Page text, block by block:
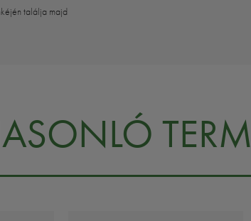
találja majd